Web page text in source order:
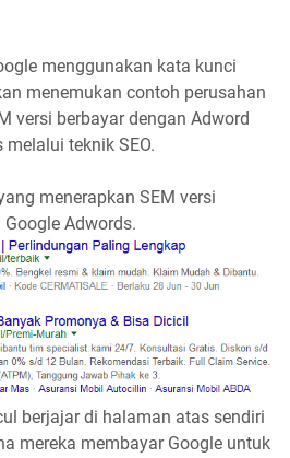
menggunakan kata kunci
menemukan contoh perusahan
versi berbayar dengan Adword
teknik SEO.
menerapkan SEM versi
Adwords.
berjajar di halaman atas sendiri
mereka membayar Google untuk